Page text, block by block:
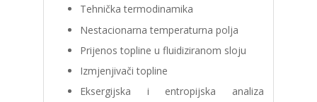
Tehnička termodinamika
Nestacionarna temperaturna polja
Prijenos topline u fluidiziranom sloju
Izmjenjivači topline
Eksergijska i entropijska analiza